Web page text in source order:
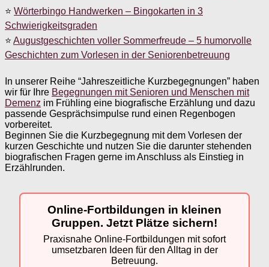
⭐ Wörterbingo Handwerken – Bingokarten in 3
Schwierigkeitsgraden
⭐ Augustgeschichten voller Sommerfreude – 5 humorvolle
Geschichten zum Vorlesen in der Seniorenbetreuung
In unserer Reihe “Jahreszeitliche Kurzbegegnungen” haben
wir für Ihre Begegnungen mit Senioren und Menschen mit
Demenz im Frühling eine biografische Erzählung und dazu
passende Gesprächsimpulse rund einen Regenbogen
vorbereitet.
Beginnen Sie die Kurzbegegnung mit dem Vorlesen der
kurzen Geschichte und nutzen Sie die darunter stehenden
biografischen Fragen gerne im Anschluss als Einstieg in
Erzählrunden.
Online-Fortbildungen in kleinen
Gruppen. Jetzt Plätze sichern!
Praxisnahe Online-Fortbildungen mit sofort
umsetzbaren Ideen für den Alltag in der
Betreuung.